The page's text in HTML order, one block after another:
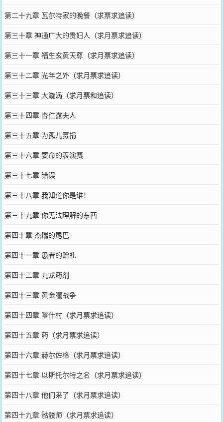
第二十九章 瓦尔特家的晚餐（求票求追读）
第三十章 神通广大的贵妇人（求月票求追读）
第三十一章 福生玄黄天尊（求月票求追读）
第三十二章 光年之外（求月票求追读）
第三十三章 大漩涡（求月票和追读）
第三十四章 杏仁露夫人
第三十五章 为孤儿募捐
第三十六章 要命的表演赛
第三十七章 错误
第三十八章 我知道你是谁！
第三十九章 你无法理解的东西
第四十章 杰瑞的尾巴
第四十一章 愚者的赠礼
第四十二章 九龙药剂
第四十三章 黄金瞳战争
第四十四章 喀什村（求月票求追读）
第四十五章 药（求月票求追读）
第四十六章 赫尔佐格（求月票求追读）
第四十七章 以斯托尔特之名（求月票求追读）
第四十八章 他们来了（求月票求追读）
第四十九章 骷髅师（求月票求追读）